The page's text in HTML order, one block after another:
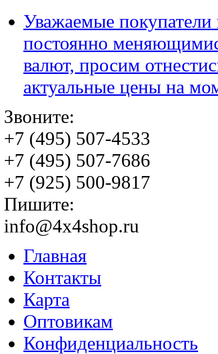
Уважаемые
постоянно
валют, просим
актуальные цены на
Звоните:
+7 (495) 507-4533
+7 (495) 507-7686
+7 (925) 500-9817
Пишите:
info@4x4shop.ru
Главная
Контакты
Карта
Оптовикам
Конфиденциальность